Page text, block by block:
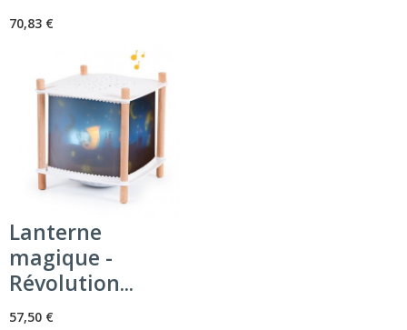
70,83 €
Lanterne
magique -
Révolution...
57,50 €